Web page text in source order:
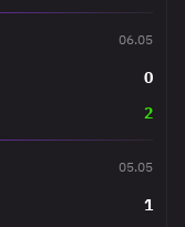
06.05
0
2
05.05
1